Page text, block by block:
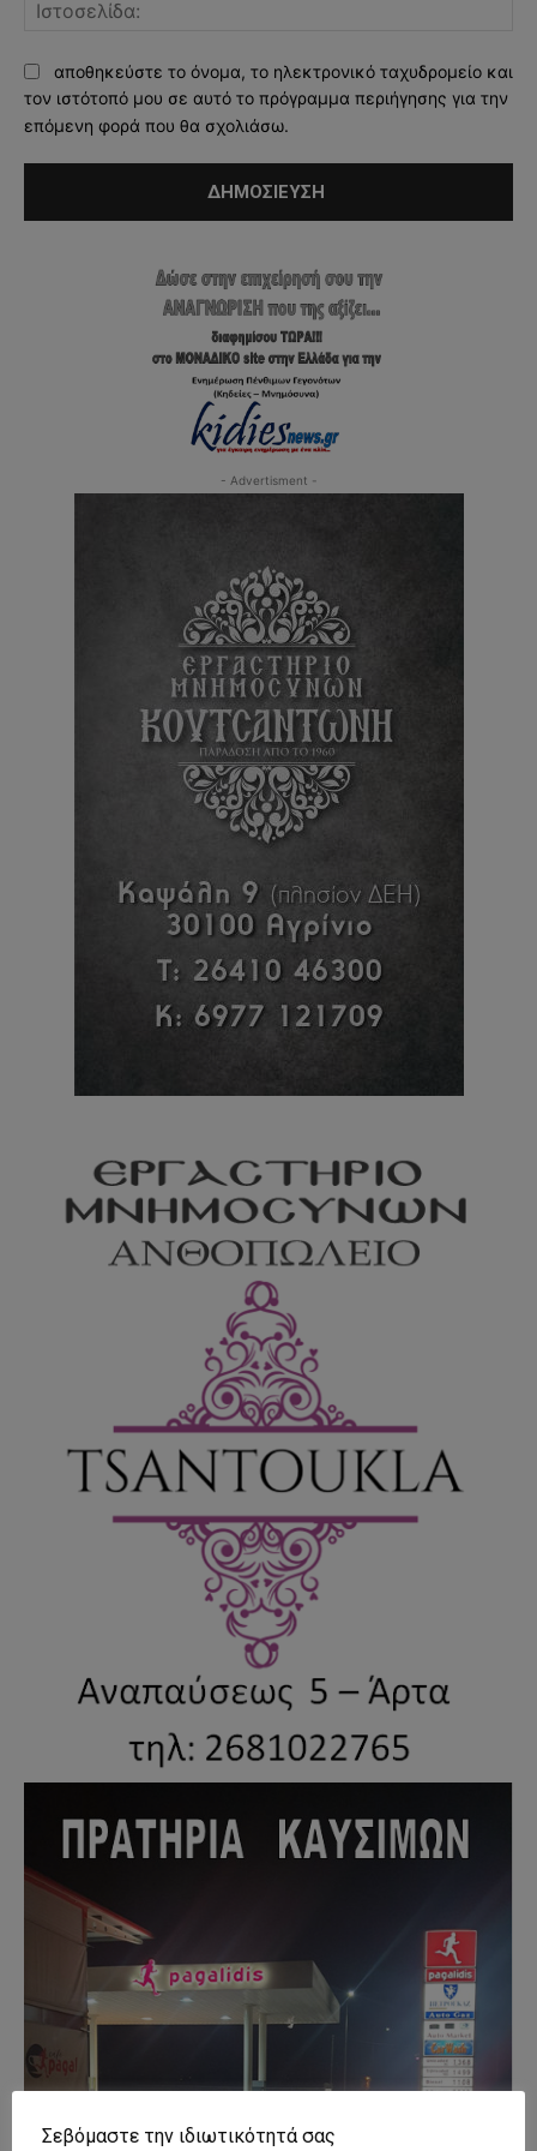
αποθηκεύστε το όνομα, το ηλεκτρονικό ταχυδρομείο και
τον ιστότοπό μου σε αυτό το πρόγραμμα περιήγησης για την
επόμενη φορά που θα σχολιάσω.
- Advertisment -
Σεβόμαστε την ιδιωτικότητά σας